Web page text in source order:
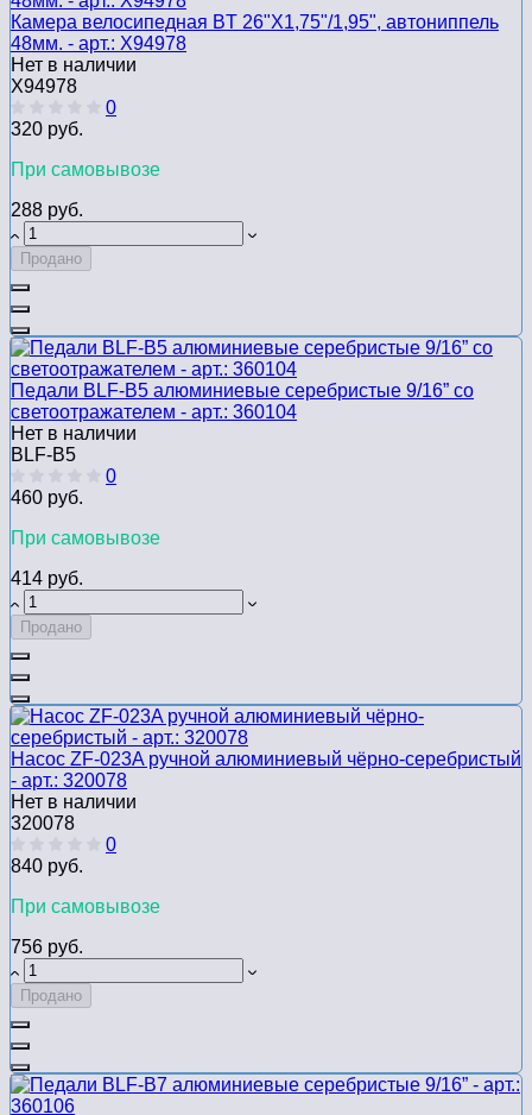
Камера велосипедная BT 26"Х1,75"/1,95", автониппель
48мм. - арт.: Х94978
Нет в наличии
Х94978
0
320 руб.
При самовывозе
288 руб.
Продано
Педали BLF-B5 алюминиевые серебристые 9/16” со
светоотражателем - арт.: 360104
Нет в наличии
BLF-B5
0
460 руб.
При самовывозе
414 руб.
Продано
Насос ZF-023A ручной алюминиевый чёрно-серебристый
- арт.: 320078
Нет в наличии
320078
0
840 руб.
При самовывозе
756 руб.
Продано